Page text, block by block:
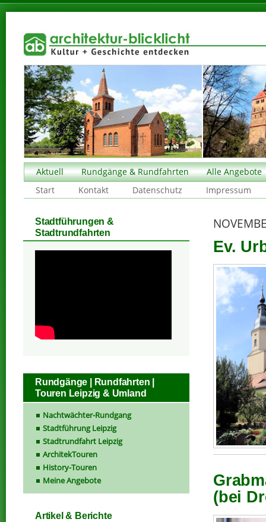
Aktuell Rundgänge & Rundfahrten
Alle Angebote
Start
Kontakt Datenschutz Impressum
Ev.
(bei
Stadtführungen &
Stadtrundfahrten
Rundgänge | Rundfahrten |
Touren Leipzig & Umland
Nachtwächter-Rundgang
Stadtführung Leipzig
Stadtrundfahrt Leipzig
ArchitekTouren
History-Touren
Meine Angebote
Artikel & Berichte